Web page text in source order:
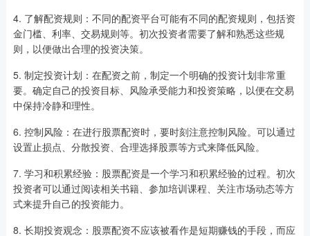
4. 了解配资规则：不同的配资平台可能有不同的配资规则，包括资
金门槛、利率、交易规则等。初次投资者需要了解和熟悉这些规
则，以便做出合理的投资决策。
5. 制定投资计划：在配资之前，制定一个明确的投资计划非常重
要。确定自己的投资目标、风险承受能力和投资策略，以便在交易
中保持冷静和理性。
6. 控制风险：在进行股票配资时，要时刻注意控制风险。可以通过
设置止损点、分散投资、合理选择股票等方式来降低风险。
7. 学习和积累经验：股票配资是一个学习和积累经验的过程。初次
投资者可以通过阅读相关书籍、参加培训课程、关注市场动态等方
式来提升自己的投资能力。
8. 长期投资观念：股票配资不应该被看作是短期赚钱的手段，而应